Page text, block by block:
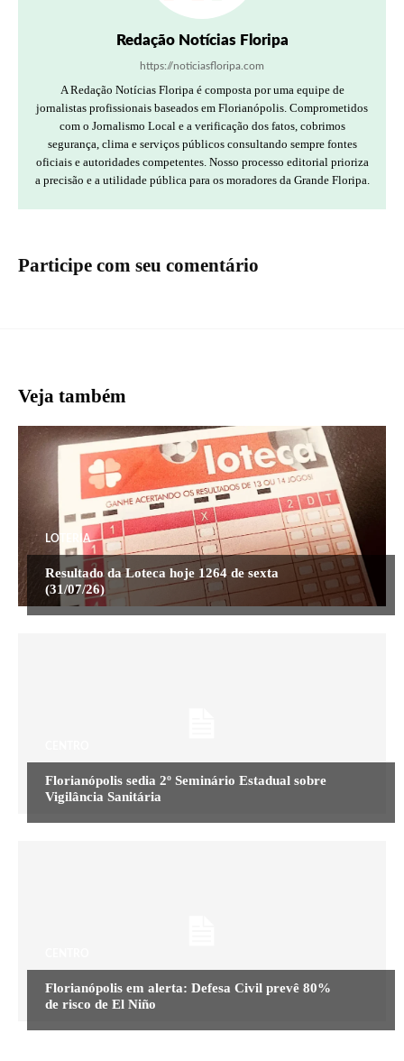
Redação Notícias Floripa
https://noticiasfloripa.com
A Redação Notícias Floripa é composta por uma equipe de
jornalistas profissionais baseados em Florianópolis. Comprometidos
com o Jornalismo Local e a verificação dos fatos, cobrimos
segurança, clima e serviços públicos consultando sempre fontes
oficiais e autoridades competentes. Nosso processo editorial prioriza
a precisão e a utilidade pública para os moradores da Grande Floripa.
Participe com seu comentário
Veja também
LOTERIA
Resultado da Loteca hoje 1264 de sexta
(31/07/26)
Florianópolis sedia 2º Seminário Estadual sobre
Vigilância Sanitária
Florianópolis em alerta: Defesa Civil prevê 80%
de risco de El Niño